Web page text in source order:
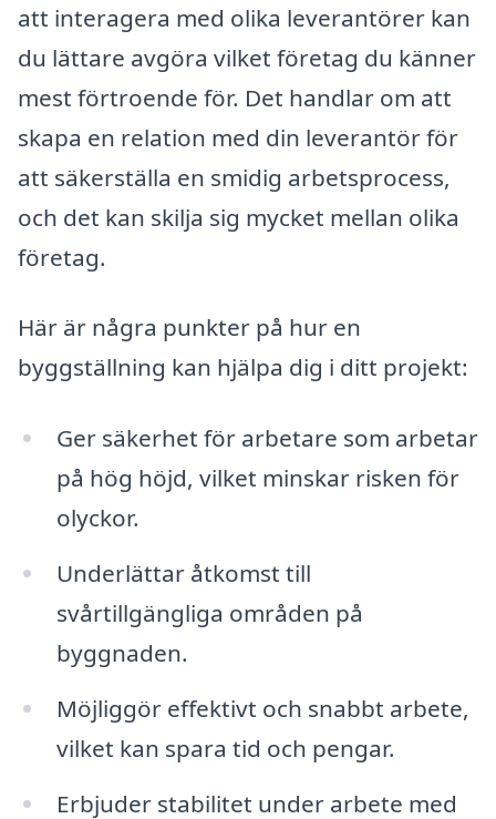
att interagera med olika leverantörer kan
du lättare avgöra vilket företag du känner
mest förtroende för. Det handlar om att
skapa en relation med din leverantör för
att säkerställa en smidig arbetsprocess,
och det kan skilja sig mycket mellan olika
företag.
Här är några punkter på hur en
byggställning kan hjälpa dig i ditt projekt:
Ger säkerhet för arbetare som arbetar
på hög höjd, vilket minskar risken för
olyckor.
Underlättar åtkomst till
svårtillgängliga områden på
byggnaden.
Möjliggör effektivt och snabbt arbete,
vilket kan spara tid och pengar.
Erbjuder stabilitet under arbete med